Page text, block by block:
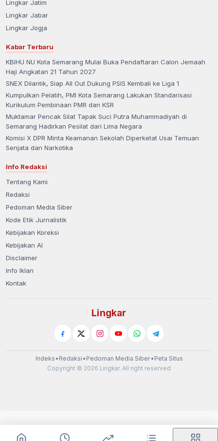
Lingkar Jatim
Lingkar Jabar
Lingkar Jogja
Kabar Terbaru
KBIHU NU Kota Semarang Mulai Buka Pendaftaran Calon Jemaah
Haji Angkatan 21 Tahun 2027
SNEX Dilantik, Siap All Out Dukung PSIS Kembali ke Liga 1
Kumpulkan Pelatih, PMI Kota Semarang Lakukan Standarisasi
Kurikulum Pembinaan PMR dan KSR
Muktamar Pencak Silat Tapak Suci Putra Muhammadiyah di
Semarang Hadirkan Pesilat dari Lima Negara
Komisi X DPR Minta Keamanan Sekolah Diperketat Usai Temuan
Senjata dan Narkotika
Info Redaksi
Tentang Kami
Redaksi
Pedoman Media Siber
Kode Etik Jurnalistik
Kebijakan Koreksi
Kebijakan AI
Disclaimer
Info Iklan
Kontak
Lingkar
Indeks • Redaksi • Pedoman Media Siber• Peta Situs
Copyright © 2026 Lingkar. All right reserved